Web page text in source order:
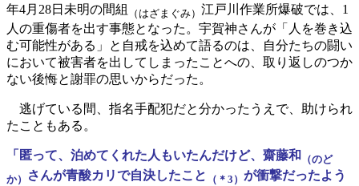
年4月28日未明の間組
（はざまぐみ） 江戸川作業所爆破では、1
人の重傷者を出す事態となった。宇賀神さんが「人を巻き込
む可能性がある」と自戒を込めて語るのは、自分たちの闘い
において被害者を出してしまったことへの、取り返しのつか
ない後悔と謝罪の思いからだった。
逃げている間、指名手配犯だと分かったうえで、助けられ
たこともある。
「匿って、泊めてくれた人もいたんだけど、齋藤和
（のど
か）
さんが青酸カリで自決したこと （＊3） が衝撃だったよう